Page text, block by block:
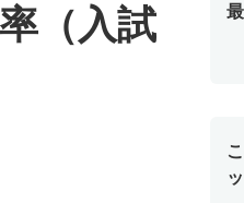
（入試